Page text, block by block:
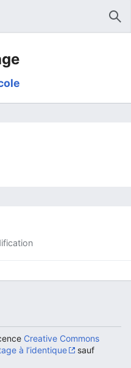
Creative Commons
à l’identique
sauf